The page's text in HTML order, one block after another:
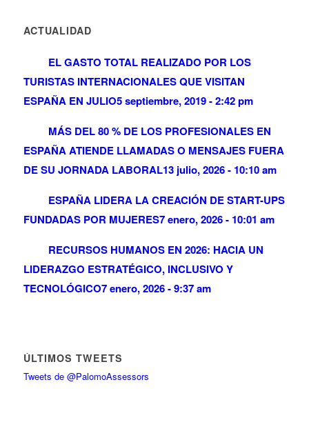
ACTUALIDAD
EL GASTO TOTAL REALIZADO POR LOS
TURISTAS INTERNACIONALES QUE VISITAN
ESPAÑA EN JULIO5 septiembre, 2019 - 2:42 pm
MÁS DEL 80 % DE LOS PROFESIONALES EN
ESPAÑA ATIENDE LLAMADAS O MENSAJES FUERA
DE SU JORNADA LABORAL13 julio, 2026 - 10:10 am
ESPAÑA LIDERA LA CREACIÓN DE START-UPS
FUNDADAS POR MUJERES7 enero, 2026 - 10:01 am
RECURSOS HUMANOS EN 2026: HACIA UN
LIDERAZGO ESTRATÉGICO, INCLUSIVO Y
TECNOLÓGICO7 enero, 2026 - 9:37 am
ÚLTIMOS TWEETS
Tweets de @PalomoAssessors